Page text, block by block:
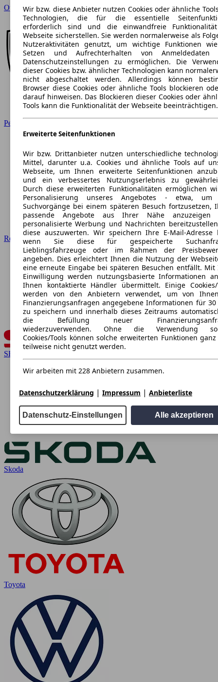
Opel
Peugeot
Renault
SEAT
Skoda
Toyota
Wir bzw. diese Anbieter nutzen Cookies oder ähnliche
Technologien, die für die essentielle
erforderlich sind und die einwandfreie
Webseite sicherstellen. Sie werden normalerweise als
Nutzeraktivitäten genutzt, um wichtige Funktionen
Setzen und Aufrechterhalten von Anmeldedaten
Datenschutzeinstellungen zu ermöglichen. Die
dieser Cookies bzw. ähnlicher Technologien kann
nicht abgeschaltet werden. Allerdings können
Browser diese Cookies oder ähnliche Tools blockieren
darauf hinweisen. Das Blockieren dieser Cookies oder
Tools kann die Funktionalität der Webseite beeinträchtigen.
Erweiterte Seitenfunktionen
Wir bzw. Drittanbieter nutzen unterschiedliche
Mittel, darunter u.a. Cookies und ähnliche Tools auf
Webseite, um Ihnen erweiterte Seitenfunktionen
und ein verbessertes Nutzungserlebnis zu
Durch diese erweiterten Funktionalitäten ermöglichen
Personalisierung unseres Angebotes - etwa, um
Suchvorgänge bei einem späteren Besuch fortzusetzen,
passende Angebote aus Ihrer Nähe anzuzeigen
personalisierte Werbung und Nachrichten
diese auszuwerten. Wir speichern Ihre E-Mail-Adresse
wenn Sie diese für gespeicherte
Lieblingsfahrzeuge oder im Rahmen der
angeben. Dies erleichtert Ihnen die Nutzung der
eine erneute Eingabe bei späteren Besuchen entfällt. Mit
Einwilligung werden nutzungsbasierte Informationen
Ihnen kontaktierte Händler übermittelt. Einige Cookies/
werden von den Anbietern verwendet, um von
Finanzierungsanfragen angegebene Informationen für 30
zu speichern und innerhalb dieses Zeitraums
die Befüllung neuer
wiederzuverwenden. Ohne die Verwendung
Cookies/Tools können solche erweiterten Funktionen
teilweise nicht genutzt werden.
Wir arbeiten mit 228 Anbietern zusammen.
Datenschutzerklärung | Impressum | Anbieterliste
Datenschutz-Einstellungen Alle akzeptieren